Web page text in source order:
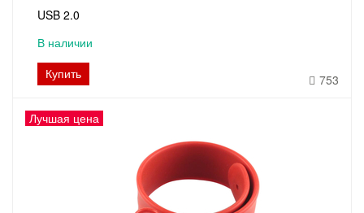
USB 2.0
В наличии
Купить
753
Лучшая цена